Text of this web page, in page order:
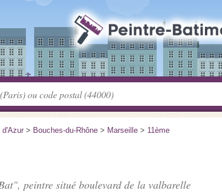
d'Azur > Bouches-du-Rhône > Marseille > 11ème
peintre situé boulevard de la valbarelle